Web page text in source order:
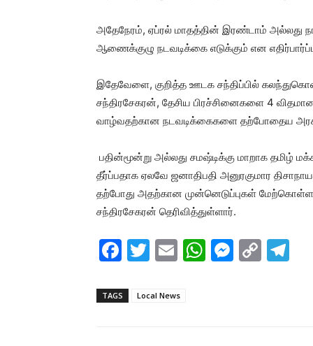
அதேநேரம், ஏப்ரல் மாதத்தின் இரண்டாம் அல்லது
ஆணைக்குழு நடவடிக்கை எடுக்கும் என
இதேவேளை, குறித்த ஊடக சந்திப்பில்
சந்திரசேகரன், தேசிய பிரச்சினைகளை 4
வாழ்வதற்கான நடவடிக்கைகளை தற்போதைய
பதின்மூன்று அல்லது சமஷ்டிக்கு மாறாக தமிழ்
தீர்ப்பதாக ஏலவே ஜனாதிபதி அனுரகுமார
தற்போது அதற்கான முன்னெடுப்புகள்
சந்திரசேகரன் தெரிவித்துள்ளார்.
F
c
T
itt
E
ai
W M C
TAGS Local News